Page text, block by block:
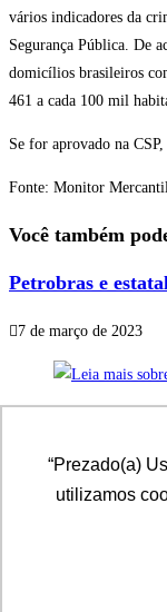
“Prezado(a)
utilizamos
vários indicadores da
Segurança Pública. De
domicílios brasileiros
461 a cada 100 mil
Se for aprovado na
Fonte: Monitor
Você também
Petrobras e
7 de março de 2023
20 de julho de 2021